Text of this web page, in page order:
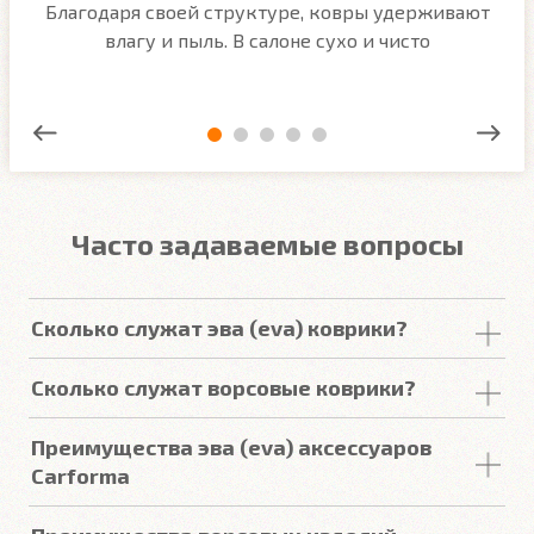
Благодаря своей структуре, ковры удерживают
влагу и пыль. В салоне сухо и чисто
Часто задаваемые вопросы
Сколько служат эва (eva) коврики?
покрытий изЕВА в среднем составляет 2-3
.
увеличивающие срок службы.
Сколько служат ворсовые коврики?
составляет от 2 до 5лет. У некоторых наших
клиентовони прослужили более 10
Преимущества эва (eva) аксессуаров
Carforma
Российский качественный материал